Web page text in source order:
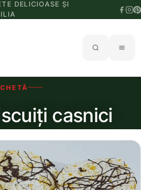
DELICIOASE ȘI
casnici